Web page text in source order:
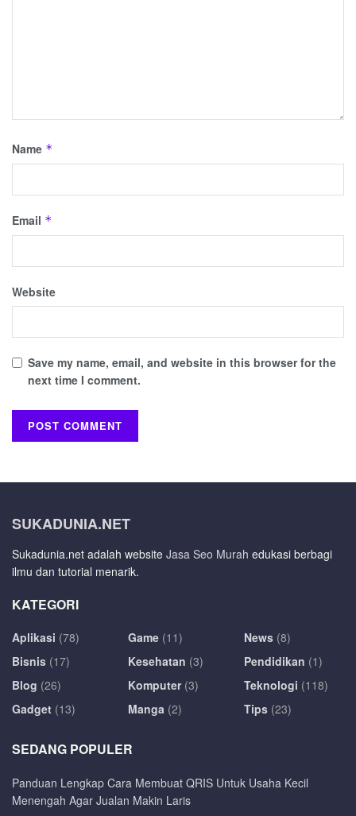
Name *
Email *
Website
Save my name, email, and website in this browser for the
next time I comment.
SUKADUNIA.NET
Sukadunia.net adalah website Jasa Seo Murah edukasi berbagi
ilmu dan tutorial menarik.
KATEGORI
Aplikasi (78)
Bisnis (17)
Blog (26)
Gadget (13)
Game (11)
Kesehatan (3)
Komputer(3)
Manga (2)
News (8)
Pendidikan (1)
Teknologi (118)
Tips (23)
SEDANG POPULER
Panduan Lengkap Cara Membuat QRIS Untuk Usaha Kecil
Menengah Agar Jualan Makin Laris